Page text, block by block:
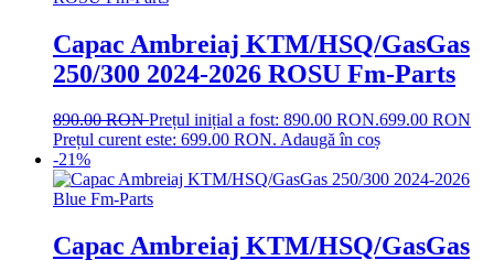
Capac Ambreiaj KTM/HSQ/GasGas
250/300 2024-2026 ROSU Fm-Parts
890.00RONPrețul inițial a fost: 890.00 RON.699.00 RON
Prețul curent este: 699.00 RON. Adaugă în coș
-21%
Capac Ambreiaj KTM/HSQ/GasGas